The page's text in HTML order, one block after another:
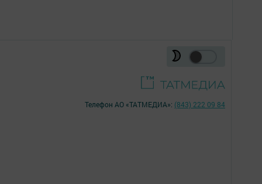
Телефон АО «ТАТМЕДИА»: (843) 222 09 84